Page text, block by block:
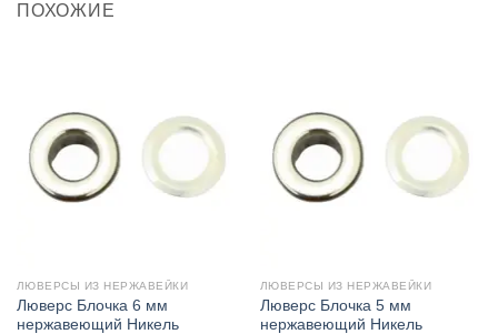
ПОХОЖИЕ
ЛЮВЕРСЫ ИЗ НЕРЖАВЕЙКИ
Люверс Блочка 6 мм
нержавеющий Никель
ЛЮВЕРСЫ ИЗ НЕРЖАВЕЙКИ
Люверс Блочка 5 мм
нержавеющий Никель